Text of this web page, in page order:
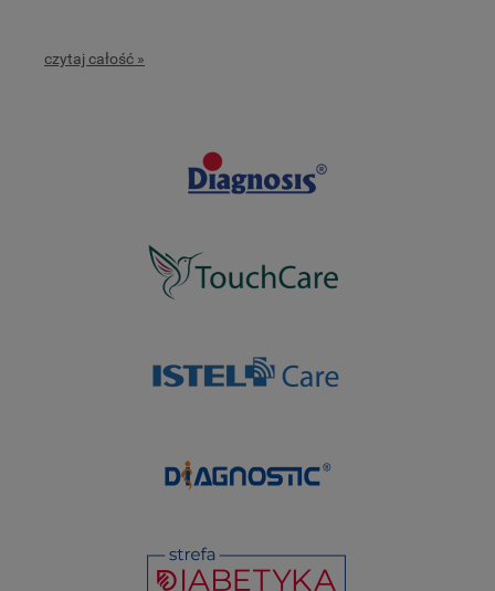
czytaj całość »